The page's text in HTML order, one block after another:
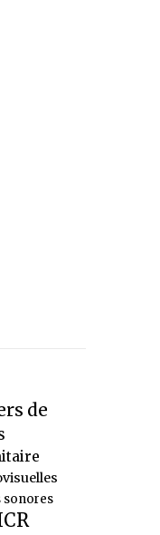
de
sonores